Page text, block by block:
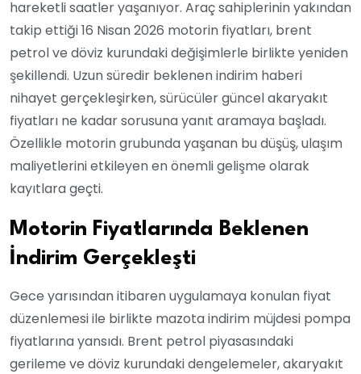
hareketli saatler yaşanıyor. Araç sahiplerinin yakından
takip ettiği 16 Nisan 2026 motorin fiyatları, brent
petrol ve döviz kurundaki değişimlerle birlikte yeniden
şekillendi. Uzun süredir beklenen indirim haberi
nihayet gerçekleşirken, sürücüler güncel akaryakıt
fiyatları ne kadar sorusuna yanıt aramaya başladı.
Özellikle motorin grubunda yaşanan bu düşüş, ulaşım
maliyetlerini etkileyen en önemli gelişme olarak
kayıtlara geçti.
Motorin Fiyatlarında Beklenen
İndirim Gerçekleşti
Gece yarısından itibaren uygulamaya konulan fiyat
düzenlemesi ile birlikte mazota indirim müjdesi pompa
fiyatlarına yansıdı. Brent petrol piyasasındaki
gerileme ve döviz kurundaki dengelemeler, akaryakıt